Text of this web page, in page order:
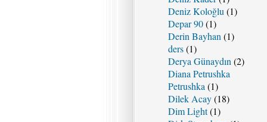
Deniz Koloğlu (1)
Depar 90(1)
Derin Bayhan (1)
ders(1)
Derya Günaydın (2)
Diana Petrushka
Petrushka (1)
Dilek Acay(18)
Dim Light(1)